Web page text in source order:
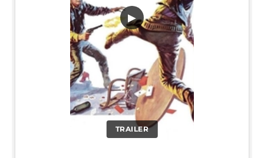
TRAILER
▶